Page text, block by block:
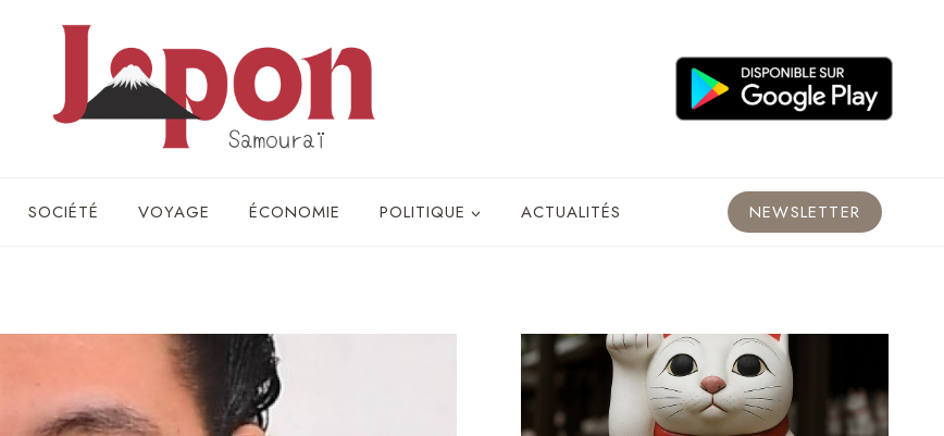
SOCIÉTÉ VOYAGE ÉCONOMIE POLITIQUE ACTUALITÉS NEWSLETTER